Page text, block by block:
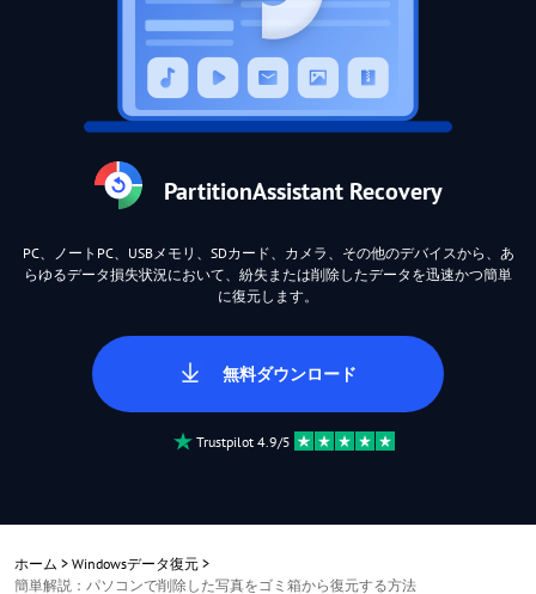
PartitionAssistant Recovery
PC、ノートPC、USBメモリ、SDカード、カメラ、その他のデバイスから、あ
らゆるデータ損失状況において、紛失または削除したデータを迅速かつ簡単
に復元します。
無料ダウンロード
Trustpilot 4.9/5
ホーム > Windowsデータ復元 >
簡単解説：パソコンで削除した写真をゴミ箱から復元する方法